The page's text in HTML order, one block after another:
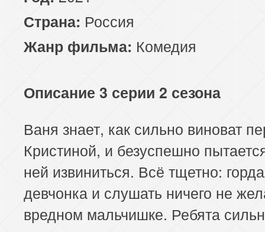
Страна: Россия
Жанр фильма: Комедия
Описание 3 серии 2 сезона
Ваня знает, как сильно виноват
Кристиной, и безуспешно
ней извиниться. Всё тщетно:
девчонка и слушать ничего не
вредном мальчишке. Ребята